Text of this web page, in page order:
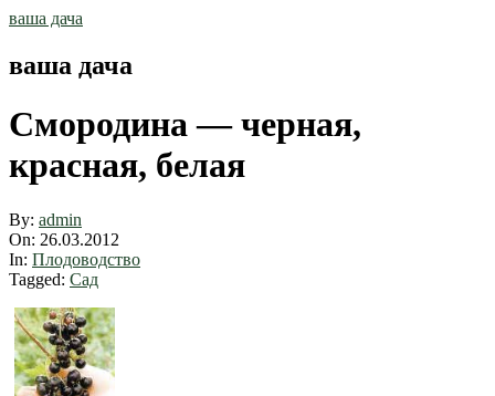
Skip
ваша дача
ваша дача
Смородина — черная,
красная, белая
By: admin
On: 26.03.2012
In: Плодоводство
Tagged: Сад